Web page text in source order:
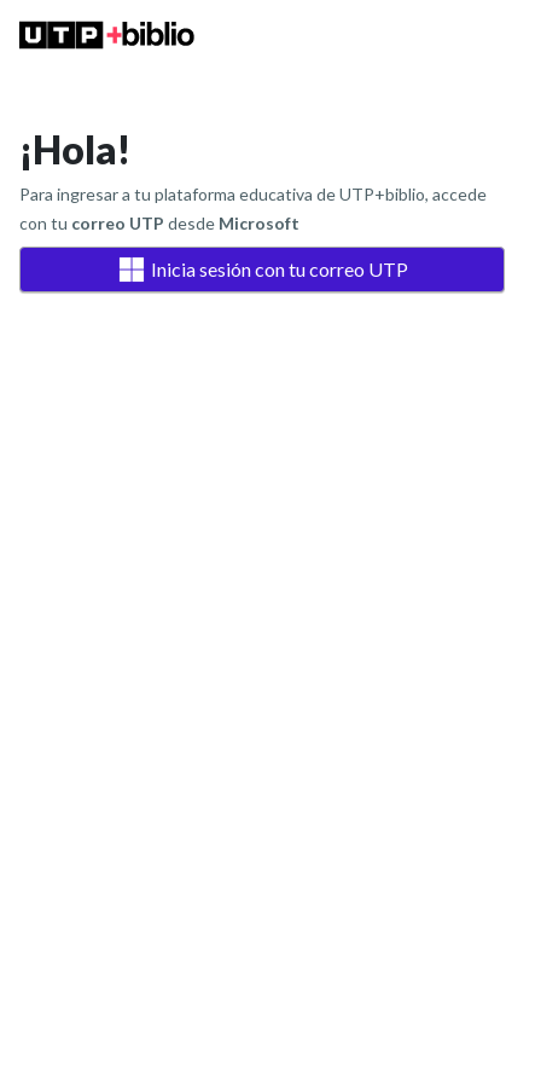
¡Hola!
Para ingresar a tu plataforma educativa de UTP+biblio, accede
con tu correo UTP desde Microsoft
Inicia sesión con tu correo UTP